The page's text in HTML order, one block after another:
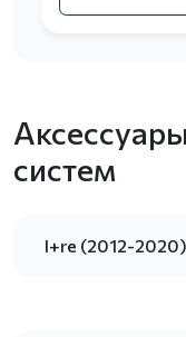
систем
I+re (2012-2020)